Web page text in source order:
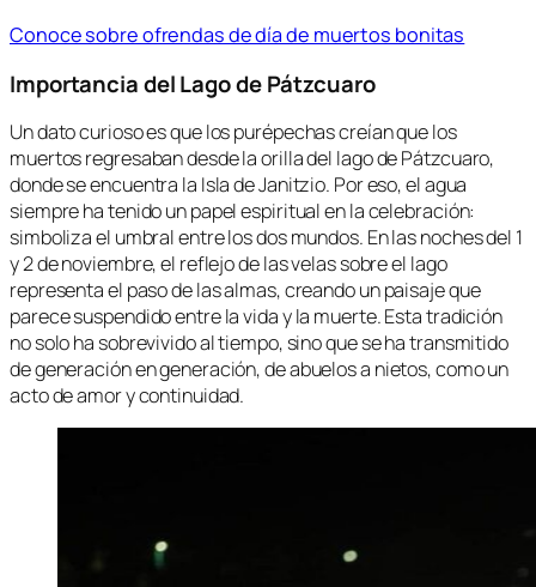
Conoce sobre ofrendas de día de muertos bonitas
Importancia del Lago de Pátzcuaro
Un dato curioso es que los purépechas creían que los
muertos regresaban desde la orilla del lago de Pátzcuaro,
donde se encuentra la Isla de Janitzio. Por eso, el agua
siempre ha tenido un papel espiritual en la celebración:
simboliza el umbral entre los dos mundos. En las noches del 1
y 2 de noviembre, el reflejo de las velas sobre el lago
representa el paso de las almas, creando un paisaje que
parece suspendido entre la vida y la muerte. Esta tradición
no solo ha sobrevivido al tiempo, sino que se ha transmitido
de generación en generación, de abuelos a nietos, como un
acto de amor y continuidad.